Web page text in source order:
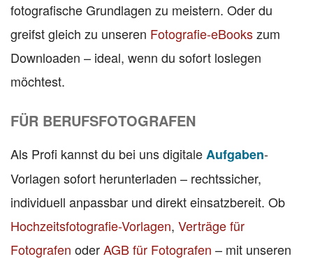
fotografische Grundlagen zu meistern. Oder du
greifst gleich zu unseren Fotografie-eBookszum
Downloaden – ideal, wenn du sofort loslegen
möchtest.
FÜR BERUFSFOTOGRAFEN
Als Profi kannst du bei uns digitaleAufgaben-
Vorlagen sofort herunterladen – rechtssicher,
individuell anpassbar und direkt einsatzbereit. Ob
Hochzeitsfotografie-Vorlagen, Verträge für
Fotografen oderAGB für Fotografen – mit unseren